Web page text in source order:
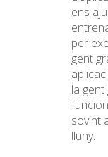
ens
per
gent
la
sovint
lluny.